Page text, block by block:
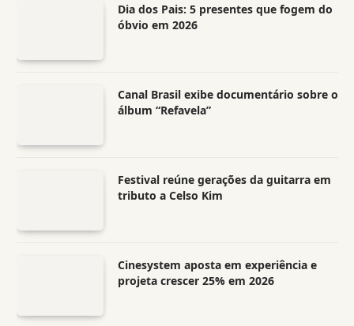
Dia dos Pais: 5 presentes que fogem do
óbvio em 2026
Canal Brasil exibe documentário sobre o
álbum “Refavela”
Festival reúne gerações da guitarra em
tributo a Celso Kim
Cinesystem aposta em experiência e
projeta crescer 25% em 2026